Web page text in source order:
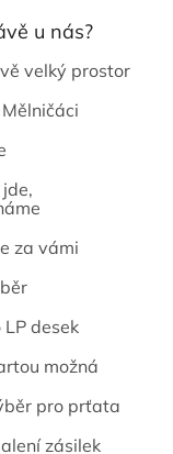
u nás?
velký prostor
za vámi
desek
možná
pro prťata
zásilek